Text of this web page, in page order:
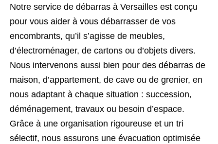
Notre service de débarras à Versailles est conçu
pour vous aider à vous débarrasser de vos
encombrants, qu’il s’agisse de meubles,
d’électroménager, de cartons ou d’objets divers.
Nous intervenons aussi bien pour des débarras de
maison, d’appartement, de cave ou de grenier, en
nous adaptant à chaque situation : succession,
déménagement, travaux ou besoin d’espace.
Grâce à une organisation rigoureuse et un tri
sélectif, nous assurons une évacuation optimisée